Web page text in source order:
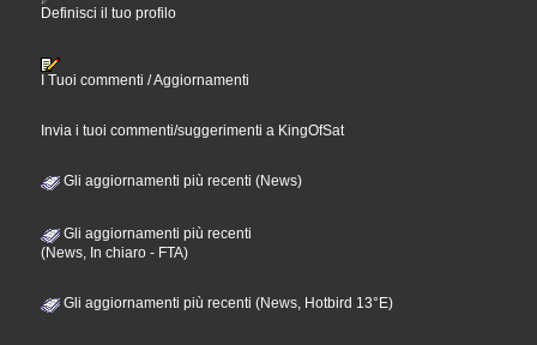
Definisci il tuo profilo
I Tuoi commenti / Aggiornamenti
Invia i tuoi commenti/suggerimenti a KingOfSat
Gli aggiornamenti più recenti (News)
Gli aggiornamenti più recenti
(News, In chiaro - FTA)
Gli aggiornamenti più recenti (News, Hotbird 13°E)